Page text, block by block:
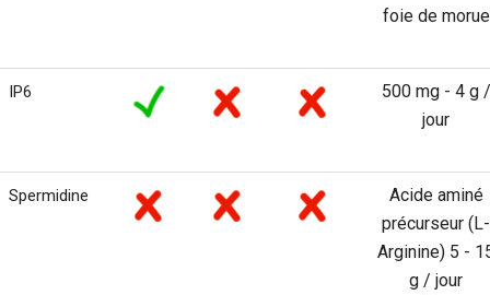
foie de morue
IP6
500 mg - 4 g /
jour
Spermidine
Acide aminé
précurseur (L-
Arginine) 5 -
g / jour